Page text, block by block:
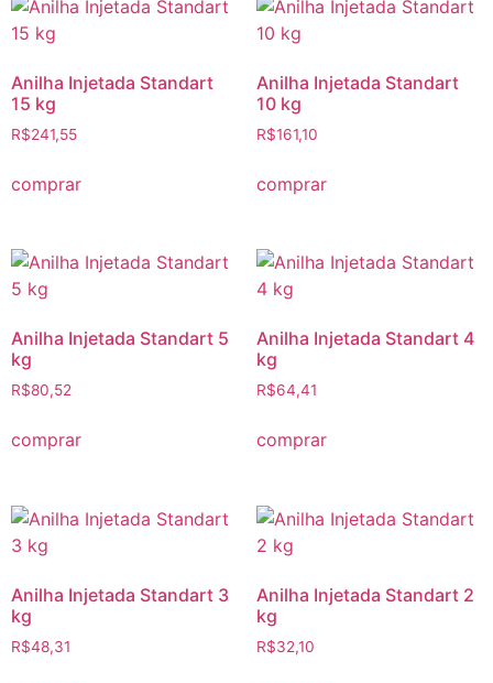
Anilha Injetada Standart
15 kg
R$241,55
comprar
Anilha Injetada Standart
10 kg
R$161,10
comprar
Anilha Injetada Standart 5
kg
R$80,52
comprar
Anilha Injetada Standart 4
kg
R$64,41
comprar
Anilha Injetada Standart 3
kg
R$48,31
Anilha Injetada Standart 2
kg
R$32,10